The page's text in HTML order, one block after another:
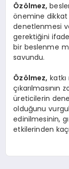
Özölmez,
önemine dikkat
denetlenmesi
gerektiğini
bir beslenme
savundu.
Özölmez,
üreticilerin
olduğunu
edinilmesinin,
etkilerinden